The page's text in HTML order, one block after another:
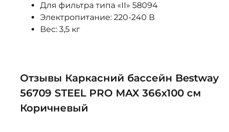
Для фильтра типа «II» 58094
Электропитание: 220-240 В
Вес: 3,5 кг
Отзывы Каркасний бассейн Bestway
56709 STEEL PRO MAX 366x100 см
Коричневый